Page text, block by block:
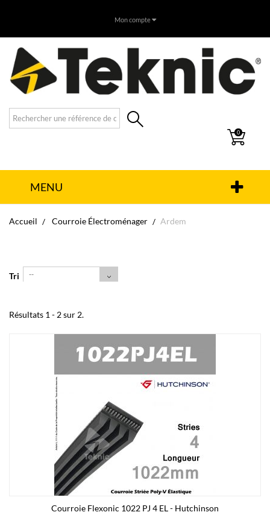
Mon compte
0
MENU
Accueil Courroie Électroménager Ardem
Tri --
Résultats 1 - 2 sur 2.
Courroie Flexonic 1022 PJ 4 EL - Hutchinson